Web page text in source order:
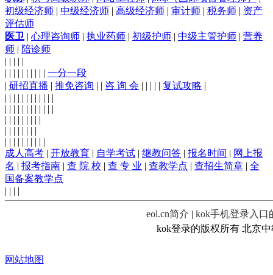
初级经济师 | 中级经济师 | 高级经济师 | 审计师 | 税务师 | 资产
评估师
医卫 | 心理咨询师 | 执业药师 | 初级护师 | 中级主管护师 | 营养
师 | 陪诊师
| | | | |
| | | | | | | | | | 一分一段
| 研招直播 | 推免咨询 | | 咨 询 会 | | | | | 复试攻略 |
| | | | | | | | | | | |
| | | | | | | | | | | |
| | | | | | | | |
| | | | | | | |
| | | | | | | | | |
成人高考 | 开放教育 | 自学考试 | 继教问答 | 报名时间 | 网上报
名 | 报考指南 | 查 院 校 | 查 专 业 | 查教学点 | 查招生简章 | 全
国备案教学点
| | | |
eol.cn简介 | kok手机登录入口
kok登录的版权所有 北京
网站地图